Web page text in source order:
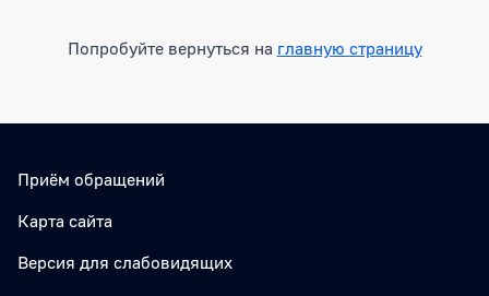
Попробуйте вернуться на главную страницу
Приём обращений
Карта сайта
Версия для слабовидящих